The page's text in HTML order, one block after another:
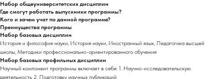
Набор общеуниверситетских дисциплин
Где смогут работать выпускники программы?
Кого и зачем учат по данной программе?
Преимущества программы
Набор базовых дисциплин
История и философия науки, История науки, Иностранный язык, Педагогика высшей
школы, Методики профессионально-ориентированного обучения
Набор базовых профильных дисциплин
Научный компонент программы включает в себя: 1. Научно-исследовательскую
деятельность 2. Подготовку научных публикаций